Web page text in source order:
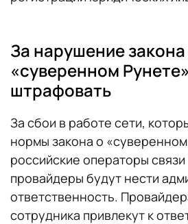
За нарушение
«суверенном
штрафовать
За сбои в работе сети,
нормы закона о
российские операторы
провайдеры будут нести
ответственность.
сотрудника привлекут к